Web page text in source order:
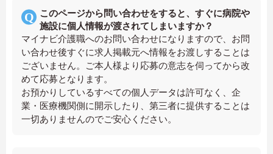
このページから問い合わせをすると、すぐに病院や
施設に個人情報が渡されてしまいますか？
マイナビ介護職へのお問い合わせになりますので、お問
い合わせ後すぐに求人掲載元へ情報をお渡しすることは
ございません。ご本人様より応募の意志を伺ってから改
めて応募となります。
お預かりしているすべての個人データは許可なく、企
業・医療機関側に開示したり、第三者に提供することは
一切ありませんのでご安心ください。